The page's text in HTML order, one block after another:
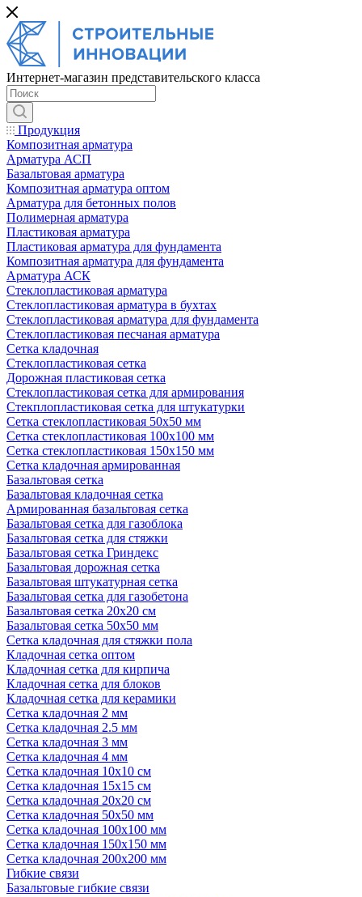
Интернет-магазин представительского класса
Продукция
Композитная арматура
Арматура АСП
Базальтовая арматура
Композитная арматура оптом
Арматура для бетонных полов
Полимерная арматура
Пластиковая арматура
Пластиковая арматура для фундамента
Композитная арматура для фундамента
Арматура АСК
Cтеклопластиковая арматура
Стеклопластиковая арматура в бухтах
Стеклопластиковая арматура для фундамента
Стеклопластиковая песчаная арматура
Сетка кладочная
Стеклопластиковая сетка
Дорожная пластиковая сетка
Стеклопластиковая сетка для армирования
Стекплопластиковая сетка для штукатурки
Сетка стеклопластиковая 50x50 мм
Сетка стеклопластиковая 100x100 мм
Сетка стеклопластиковая 150x150 мм
Сетка кладочная армированная
Базальтовая сетка
Базальтовая кладочная сетка
Армированная базальтовая сетка
Базальтовая сетка для газоблока
Базальтовая сетка для стяжки
Базальтовая сетка Гриндекс
Базальтовая дорожная сетка
Базальтовая штукатурная сетка
Базальтовая сетка для газобетона
Базальтовая сетка 20x20 см
Базальтовая сетка 50x50 мм
Сетка кладочная для стяжки пола
Кладочная сетка оптом
Кладочная сетка для кирпича
Кладочная сетка для блоков
Кладочная сетка для керамики
Сетка кладочная 2 мм
Сетка кладочная 2.5 мм
Сетка кладочная 3 мм
Сетка кладочная 4 мм
Сетка кладочная 10x10 см
Сетка кладочная 15x15 см
Сетка кладочная 20x20 см
Сетка кладочная 50x50 мм
Сетка кладочная 100x100 мм
Сетка кладочная 150x150 мм
Сетка кладочная 200x200 мм
Гибкие связи
Базальтовые гибкие связи